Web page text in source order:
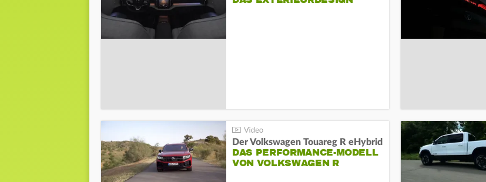
Der Volkswagen Touareg R eHybrid
DAS PERFORMANCE-MODELL
VON VOLKSWAGEN R